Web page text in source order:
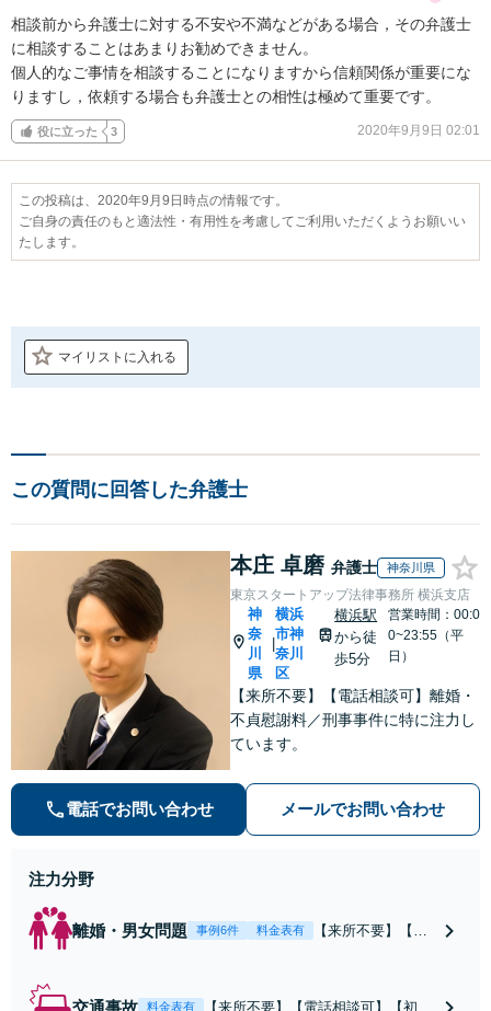
相談前から弁護士に対する不安や不満などがある場合，その弁護士
に相談することはあまりお勧めできません。
個人的なご事情を相談することになりますから信頼関係が重要にな
りますし，依頼する場合も弁護士との相性は極めて重要です。
役に立った 3 2020年9月9日 02:01
この投稿は、2020年9月9日時点の情報です。
ご自身の責任のもと適法性・有用性を考慮してご利用いただくようお願いい
たします。
マイリストに入れる
この質問に回答した弁護士
本庄 卓磨 弁護士 神奈川県
東京スタートアップ法律事務所 横浜支店
神
奈
川
県
横浜
市神
奈川
区
横浜駅
から徒
歩5分
営業時間：00:0
0~23:55（平
日）
【来所不要】【電話相談可】離婚・
不貞慰謝料／刑事事件に特に注力し
ています。
電話でお問い合わせ メールでお問い合わせ
注力分野
離婚・男女問題 事例6件 料金表有
【来所不要】【電
交通事故 料金表有
【来所不要】【電話相談可】【初回